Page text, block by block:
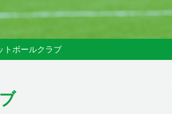
トボールクラブ